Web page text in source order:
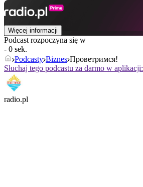
Więcej informacji
Podcast rozpoczyna się w
- 0 sek.
Podcasty Biznes Проветримся!
Słuchaj tego podcastu za darmo w aplikacji:
radio.pl